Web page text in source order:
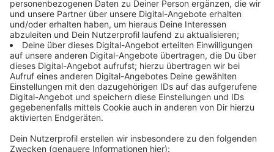
das Duo zwar mit einer Pistole bewaffnet, aber
dennoch offenbar so dillettantisch vorgegangen, dass
drei von fünf Überfällen scheiterten. Auch in den
anderen Fällen war die Beute eher mager. In einer
Tankstelle fiel den Männern 400 EUR in bar in die
Hände, in einer anderen Tankstelle in Vennhausen
Butterbrote und Zigaretten. Trotzdem müssen sie im
Prozess mit langen Gefängnisstrafen rechnen. Im Falle
von bewaffneten Raubüberfällen liegt die
Mindeststrafe bei fünf Jahren Haft.